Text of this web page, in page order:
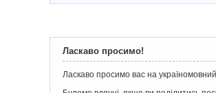
Ласкаво просимо!
Ласкаво просимо вас на